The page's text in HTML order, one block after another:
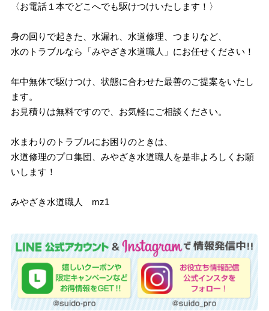
〈お電話１本でどこへでも駆けつけいたします！〉
身の回りで起きた、水漏れ、水道修理、つまりなど、
水のトラブルなら「みやざき水道職人」にお任せください！
年中無休で駆けつけ、状態に合わせた最善のご提案をいたし
ます。
お見積りは無料ですので、お気軽にご相談ください。
水まわりのトラブルにお困りのときは、
水道修理のプロ集団、みやざき水道職人を是非よろしくお願
いします！
みやざき水道職人 mz1